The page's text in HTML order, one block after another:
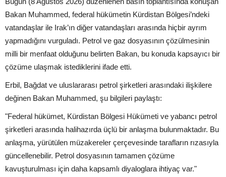
Bakan Muhammed, federal hükümetin Kürdistan Bölgesi’ndeki
vatandaşlar ile Irak’ın diğer vatandaşları arasında hiçbir ayrım
yapmadığını vurguladı. Petrol ve gaz dosyasının çözülmesinin
milli bir menfaat olduğunu belirten Bakan, bu konuda kapsayıcı bir
çözüme ulaşmak istediklerini ifade etti.
Erbil, Bağdat ve uluslararası petrol şirketleri arasındaki ilişkilere
değinen Bakan Muhammed, şu bilgileri paylaştı:
"Federal hükümet, Kürdistan Bölgesi Hükümeti ve yabancı petrol
şirketleri arasında halihazırda üçlü bir anlaşma bulunmaktadır. Bu
anlaşma, yürütülen müzakereler çerçevesinde tarafların rızasıyla
güncellenebilir. Petrol dosyasının tamamen çözüme
kavuşturulması için daha kapsamlı diyaloglara ihtiyaç var."